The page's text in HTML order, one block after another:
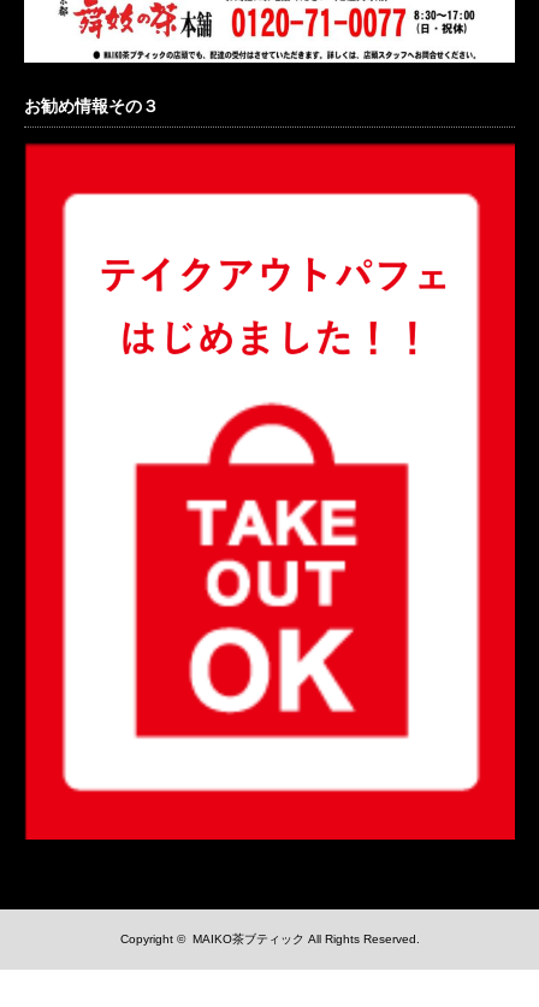
お勧め情報その３
Copyright © MAIKO茶ブティック All Rights Reserved.